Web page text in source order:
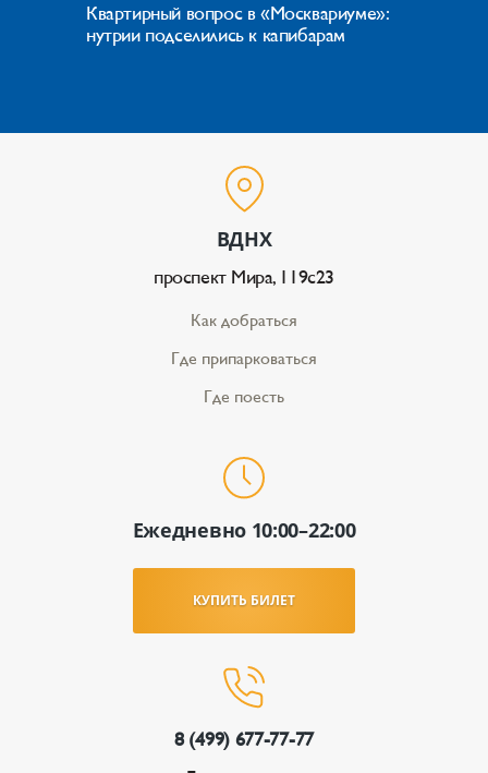
Квартирный вопрос в «Москвариуме»:
нутрии подселились к капибарам
ВДНХ
проспект Мира, 119с23
Как добраться
Где припарковаться
Где поесть
Ежедневно 10:00–22:00
КУПИТЬ БИЛЕТ
8 (499) 677-77-77